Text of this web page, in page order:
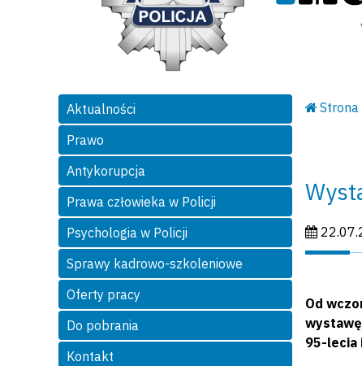
Aktualności
Prawo
Antykorupcja
Prawa człowieka w Policji
Psychologia w Policji
Sprawy kadrowo-szkoleniowe
Oferty pracy
Do pobrania
Kontakt
Strona
Data
Od
95-lecia